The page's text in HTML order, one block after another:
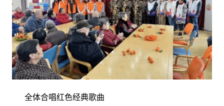
全体合唱红色经典歌曲